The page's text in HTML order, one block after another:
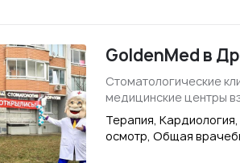
GoldenMed в
Стоматологические
медицинские центры
Терапия,
осмотр, Общая